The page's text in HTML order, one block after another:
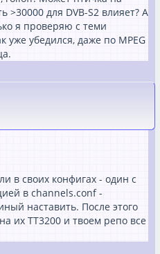
>30000 для DVB-S2 влияет? А
я проверяю с теми
уже убедился, даже по MPEG
в своих конфигах - один с
в channels.conf -
наставить. После этого
их ТТ3200 и твоем репо все